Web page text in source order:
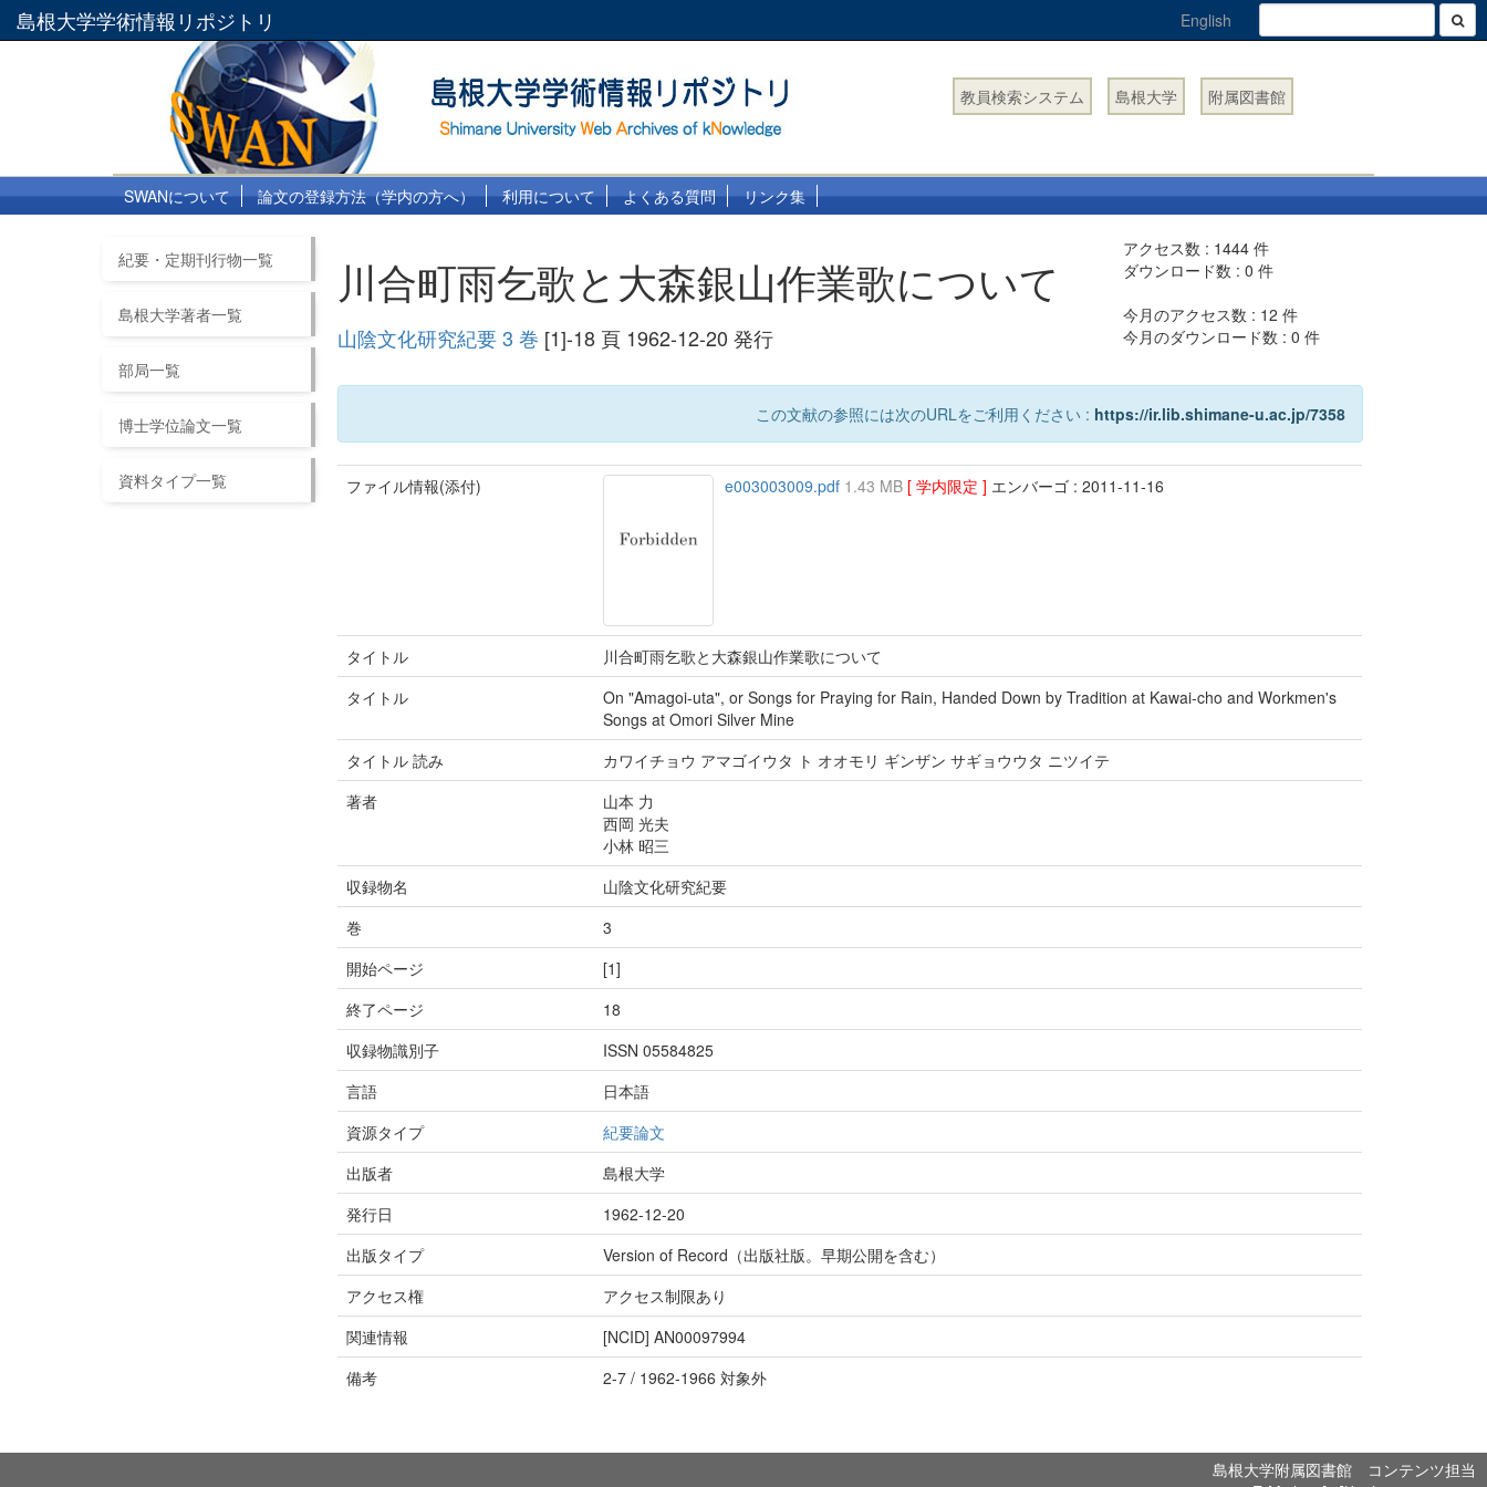
島根大学学術情報リポジトリ English
教員検索システム 島根大学 附属図書館
SWANについて 論文の登録方法（学内の方へ） 利用について よくある質問 リンク集
紀要・定期刊行物一覧
島根大学著者一覧
部局一覧
博士学位論文一覧
資料タイプ一覧
川合町雨乞歌と大森銀山作業歌について
山陰文化研究紀要 3 巻 [1]-18 頁 1962-12-20 発行
アクセス数 : 1444 件
ダウンロード数 :0 件
今月のアクセス数 : 12 件
今月のダウンロード数 :0 件
この文献の参照には次のURLをご利用ください : https://ir.lib.shimane-u.ac.jp/7358
ファイル情報(添付) e003003009.pdf 1.43 MB [ 学内限定 ] エンバーゴ : 2011-11-16
タイトル
川合町雨乞歌と大森銀山作業歌について
タイトル
On "Amagoi-uta", or Songs for Praying for Rain, Handed Down by Tradition at Kawai-cho and Workmen's
Songs at Omori Silver Mine
タイトル 読み
カワイチョウ アマゴイウタ ト オオモリ ギンザン サギョウウタ ニツイテ
著者
山本 力
西岡 光夫
小林 昭三
収録物名
山陰文化研究紀要
巻
3
開始ページ
[1]
終了ページ
18
収録物識別子
ISSN 05584825
言語
日本語
資源タイプ
紀要論文
出版者
島根大学
発行日
1962-12-20
出版タイプ
Version of Record（出版社版。早期公開を含む）
アクセス権
アクセス制限あり
関連情報
[NCID] AN00097994
備考
2-7 / 1962-1966 対象外
島根大学附属図書館 コンテンツ担当